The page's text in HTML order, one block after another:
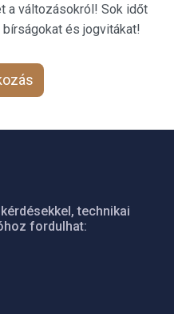
a változásokról! Sok időt
és jogvitákat!
technikai
fordulhat: